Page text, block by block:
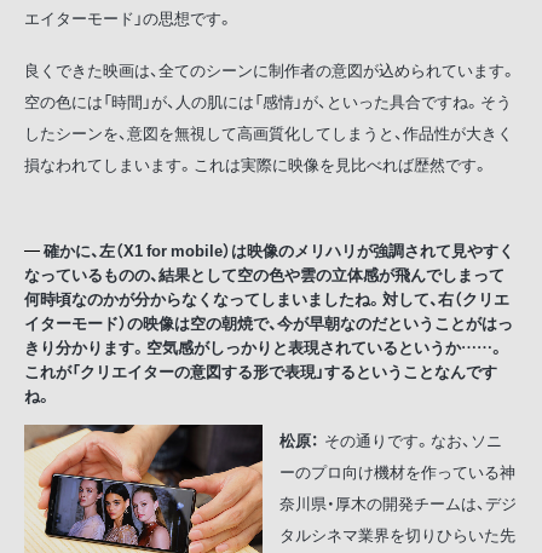
エイターモード」の思想です。
良くできた映画は、全てのシーンに制作者の意図が込められています。
空の色には「時間」が、人の肌には「感情」が、といった具合ですね。そう
したシーンを、意図を無視して高画質化してしまうと、作品性が大きく
損なわれてしまいます。これは実際に映像を見比べれば歴然です。
確かに、左（X1 for mobile）は映像のメリハリが強調されて見やすく
なっているものの、結果として空の色や雲の立体感が飛んでしまって
何時頃なのかが分からなくなってしまいましたね。対して、右（クリエ
イターモード）の映像は空の朝焼で、今が早朝なのだということがはっ
きり分かります。空気感がしっかりと表現されているというか……。
これが「クリエイターの意図する形で表現」するということなんです
ね。
松原： その通りです。なお、ソニ
ーのプロ向け機材を作っている神
奈川県・厚木の開発チームは、デジ
タルシネマ業界を切りひらいた先